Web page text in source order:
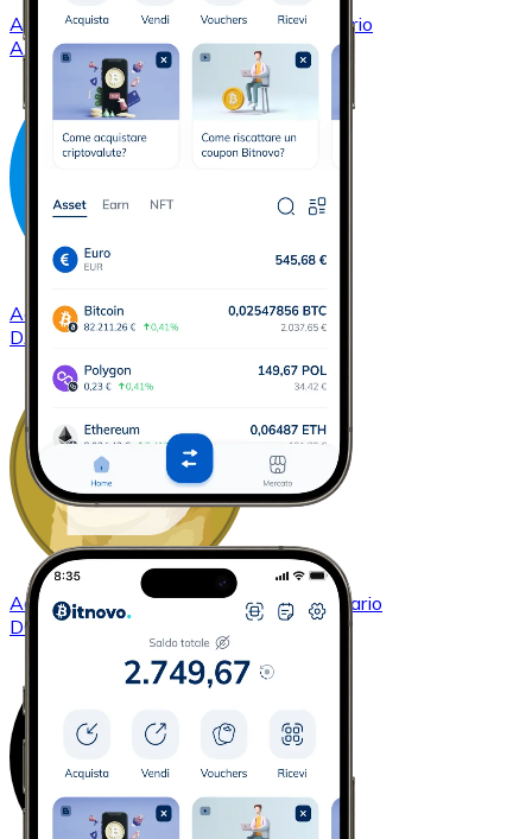
AcquistareCardano
con bonifico bancario
ADA
AcquistareDash
con bonifico bancario
DASH
AcquistareDogecoincon bonifico bancario
DOGE